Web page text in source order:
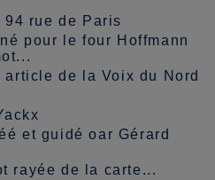
rue de Paris
pour le four Hoffmann
de la Voix du Nord
et guidé oar Gérard
rayée de la carte...